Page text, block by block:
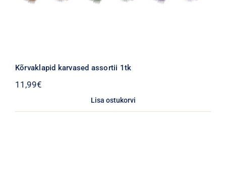
Kõrvaklapid karvased assortii 1tk
11,99€
Lisa ostukorvi